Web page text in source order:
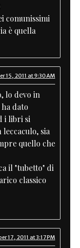
comunissimi
è quella
15, 2011 at 9:30 AM
lo devo in
dato
i libri si
sia
quello che
il "tubetto" di
classico
17, 2011 at 3:17 PM